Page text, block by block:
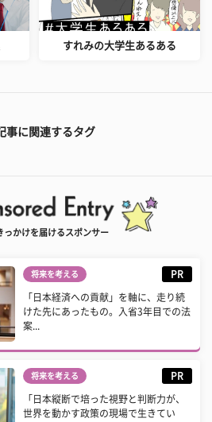
すれみの大学生あるある
事に関連するタグ
っかけを届けるスポンサー
将来を考える PR
「日本経済への貢献」を軸に、走り続
けた先にあったもの。入省3年目での法
案...
将来を考える PR
「日本縦断で培った視野と判断力が、
世界を動かす政策の現場で生きてい